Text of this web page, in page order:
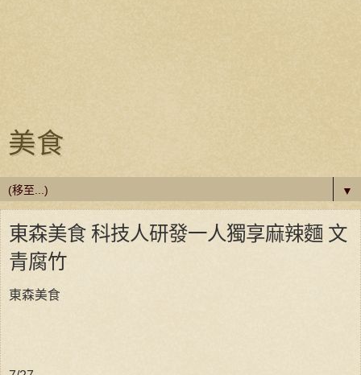
美食
▼
東森美食 科技人研發一人獨享麻辣麵 文
青腐竹
東森美食